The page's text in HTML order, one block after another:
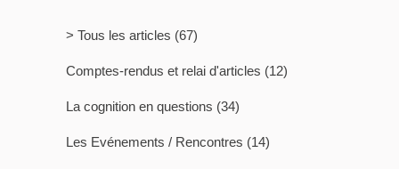
> Tous les articles (67)
Comptes-rendus et relai d'articles (12)
La cognition en questions (34)
Les Evénements / Rencontres (14)